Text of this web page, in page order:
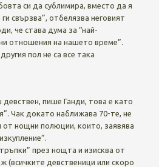
си да сублимира, вместо да я
свързва”, отбелязва неговият
че става дума за “най-
отношения на нашето време”.
пол не са все така
пише Ганди, това е като
Чак докато наближава 70-те, не
нощни полюции, които, заявява
през нощта и изисква от
(всичките девственици или скоро